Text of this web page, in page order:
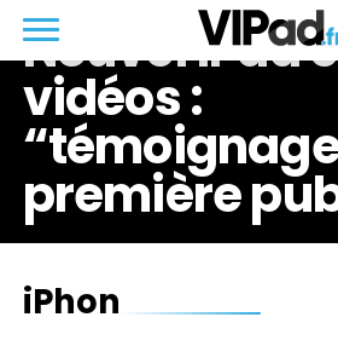
Nouvel iPad
vidéos :
première
iPhon